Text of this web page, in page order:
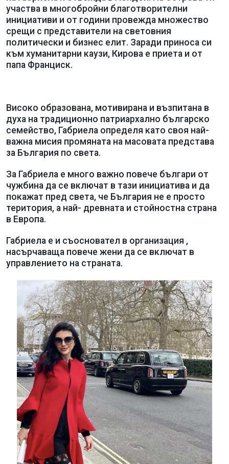
участва в многобройни благотворителни
инициативи и от години провежда множество
срещи с представители на световния
политически и бизнес елит. Заради приноса си
към хуманитарни каузи, Кирова е приета и от
папа Франциск.
Високо образована, мотивирана и възпитана в
духа на традиционно патриархално българско
семейство, Габриела определя като своя най-
важна мисия промяната на масовата представа
за България по света.
За Габриела е много важно повече българи от
чужбина да се включат в тази инициатива и да
покажат пред света, че България не е просто
територия, а най- древната и стойностна страна
в Европа.
Габриела е и съосновател в организация ,
насърчаваща повече жени да се включат в
управлението на страната.